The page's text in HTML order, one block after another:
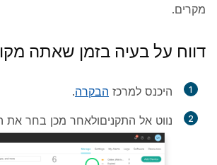
מקרים.
דווח על בעיה בזמן שאתה
1 היכנס למרכז הבקרה.
2 נווט אל התקניםולאחר מכן בחר את